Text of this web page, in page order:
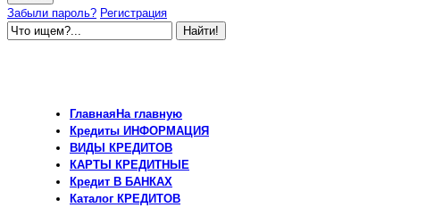
Забыли пароль? Регистрация
Главная На главную
Кредиты ИНФОРМАЦИЯ
ВИДЫ
КРЕДИТОВ
КАРТЫ
КРЕДИТНЫЕ
Кредит В БАНКАХ
Каталог КРЕДИТОВ